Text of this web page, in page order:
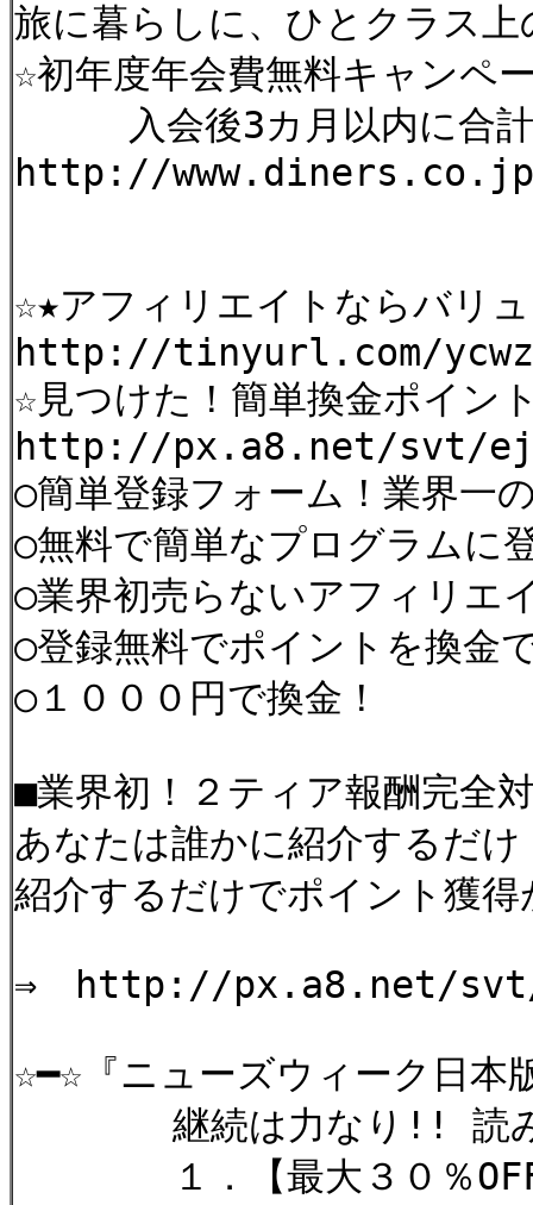
旅に暮らしに、ひとクラス
☆初年度年会費無料キャンペ
入会後3カ月以内に合計
http://www.diners.co.jp/
☆★アフィリエイトならバリ
http://tinyurl.com/
☆見つけた！簡単換金ポイン
http://px.a8.net/svt/
○簡単登録フォーム！業界一
○無料で簡単なプログラムに
○業界初売らないアフィリエ
○登録無料でポイントを換金
○１０００円で換金！
■業界初！２ティア報酬完全
あなたは誰かに紹介するだけ
紹介するだけでポイント獲
⇒ http://px.a8.net/svt/
☆━☆『ニューズウィーク日
継続は力なり!! 読みた
１．【最大３０％